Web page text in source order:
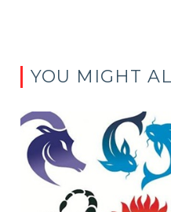
YOU MIGHT